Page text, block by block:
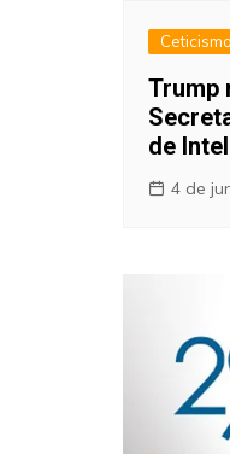
Ceticismo
Trump
de
4 de